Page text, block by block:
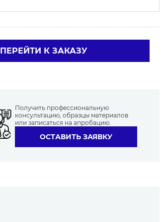
ПЕРЕЙТИ К ЗАКАЗУ
Получить профессиональную
консультацию, образцы материалов
или записаться на апробацию.
ОСТАВИТЬ ЗАЯВКУ